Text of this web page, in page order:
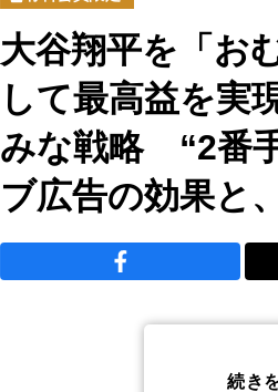
大谷翔平を「お
して最高益を実
みな戦略 “2番
ブ広告の効果と
続き